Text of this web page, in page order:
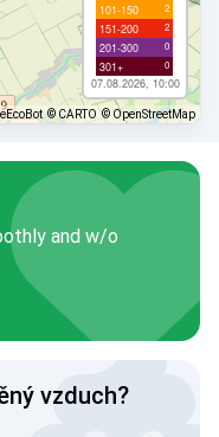
101-150 2
151-200 2
201-300 0
301+ 0
07.08.2026, 10:00
© CARTO © OpenStreetMap
and w/o
vzduch?